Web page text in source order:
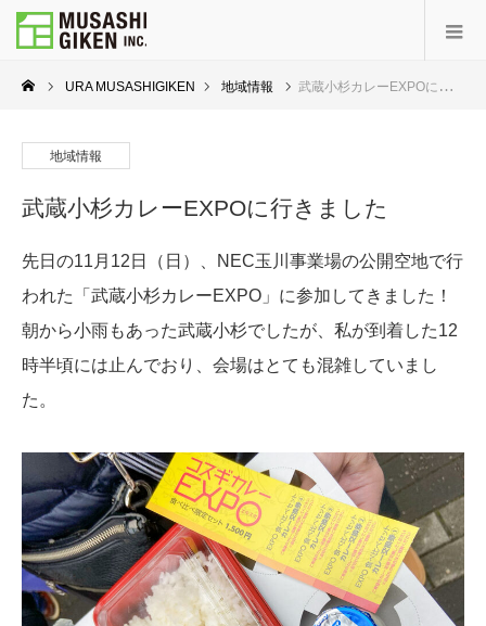
URA MUSASHIGIKEN 地域情報 武蔵小杉カレーEXPOに行きました
地域情報
武蔵小杉カレーEXPOに行きました
先日の11月12日（日）、NEC玉川事業場の公開空地で行
われた「武蔵小杉カレーEXPO」に参加してきました！
朝から小雨もあった武蔵小杉でしたが、私が到着した12
時半頃には止んでおり、会場はとても混雑していまし
た。